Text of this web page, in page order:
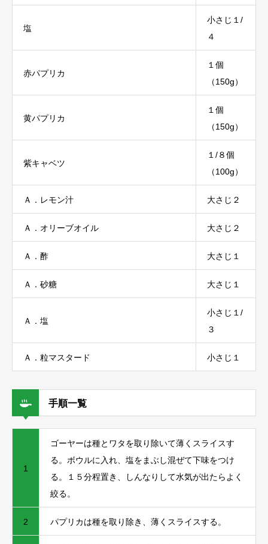
塩
小さじ１/
４
赤パプリカ
１個
（150g）
黄パプリカ
１個
（150g）
紫キャベツ
１/８個
（100g）
Ａ．レモン汁 大さじ２
Ａ．オリーブオイル 大さじ２
Ａ．酢 大さじ１
Ａ．砂糖 大さじ１
Ａ．塩
小さじ１/
３
Ａ．粒マスタード 小さじ１
手順一覧
1
ゴーヤーは種とワタを取り除いて薄くスライスす
る。ボウルに入れ、塩をまぶし混ぜて下味をつけ
る。１５分程置き、しんなりして水気が出たらよく
絞る。
2 パプリカは種を取り除き、薄くスライスする。